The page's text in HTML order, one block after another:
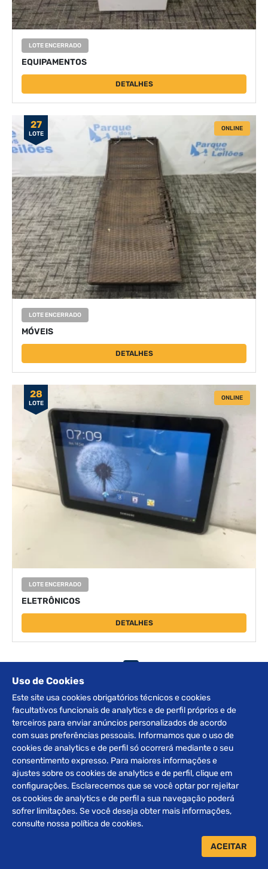
LOTE ENCERRADO
EQUIPAMENTOS
DETALHES
27
LOTE
ONLINE
LOTE ENCERRADO
MÓVEIS
DETALHES
28
LOTE
ONLINE
LOTE ENCERRADO
ELETRÔNICOS
DETALHES
Receba nossos
INFORMATIVOS
ENVIAR
Uso de Cookies
Este site usa cookies obrigatórios técnicos e cookies
facultativos funcionais de analytics e de perfil próprios e de
terceiros para enviar anúncios personalizados de acordo
com suas preferências pessoais. Informamos que o uso de
cookies de analytics e de perfil só ocorrerá mediante o seu
consentimento expresso. Para maiores informações e
ajustes sobre os cookies de analytics e de perfil, clique em
configurações. Esclarecemos que se você optar por rejeitar
os cookies de analytics e de perfil a sua navegação poderá
sofrer limitações. Se você deseja obter mais informações,
consulte nossa política de cookies.
ACEITAR